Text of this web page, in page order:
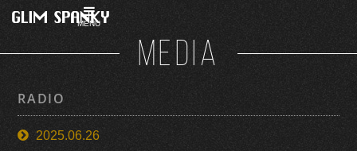
MENU
MEDIA
RADIO
2025.06.26